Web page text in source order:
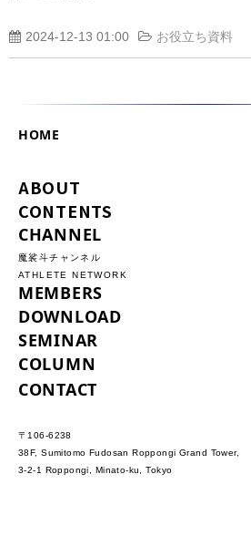
2024-12-13 01:00 お役立ち資料
HOME
ABOUT
CONTENTS
CHANNEL
魔裟斗チャンネル
ATHLETE NETWORK
MEMBERS
DOWNLOAD
SEMINAR
COLUMN
CONTACT
〒106-6238
38F, Sumitomo Fudosan Roppongi Grand Tower,
3-2-1 Roppongi, Minato-ku, Tokyo